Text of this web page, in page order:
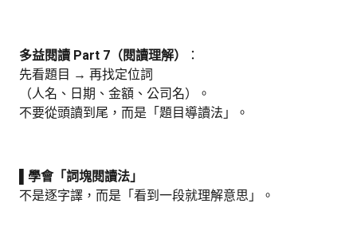
多益閱讀 Part 7（閱讀理解）
：
先看題目 → 再找定位詞
（人名、日期、金額、公司名）。
不要從頭讀到尾，而是「題目導讀法」。
▌學會「詞塊閱讀法」
不是逐字譯，而是「看到一段就理解意思」。